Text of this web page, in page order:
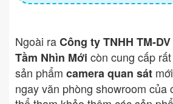
Ngoài raCông ty TNHH TM-
Tầm Nhìn Mới còn cung cấp
sản phẩm camera quan sát
ngay văn phòng showroom của